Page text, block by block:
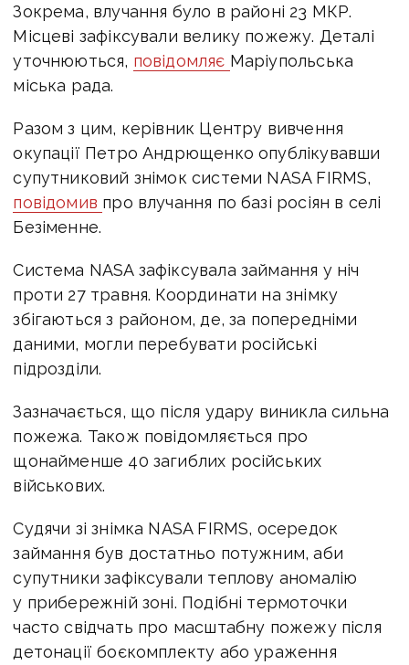
Зокрема, влучання було в районі 23 МКР.
Місцеві зафіксували велику пожежу. Деталі
уточнюються, повідомляє Маріупольська
міська рада.
Разом з цим, керівник Центру вивчення
окупації Петро Андрющенко опублікувавши
супутниковий знімок системи NASA FIRMS,
повідомив про влучання по базі росіян в селі
Безіменне.
Система NASA зафіксувала займання у ніч
проти 27 травня. Координати на знімку
збігаються з районом, де, за попередніми
даними, могли перебувати російські
підрозділи.
Зазначається, що після удару виникла сильна
пожежа. Також повідомляється про
щонайменше 40 загиблих російських
військових.
Судячи зі знімка NASA FIRMS, осередок
займання був достатньо потужним, аби
супутники зафіксували теплову аномалію
у прибережній зоні. Подібні термоточки
часто свідчать про масштабну пожежу після
детонації боєкомплекту або ураження